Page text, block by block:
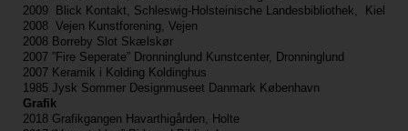
2009 Blick Kontakt, Schleswig-Holsteinische Landesbibliothek, Kiel
2008 Vejen Kunstforening, Vejen
2008 Borreby Slot Skælskør
2007 ”Fire Seperate” Dronninglund Kunstcenter, Dronninglund
2007 Keramik i Kolding Koldinghus
1985 Jysk Sommer Designmuseet
Grafik
2018 Grafikgangen Havarthigården, Holte